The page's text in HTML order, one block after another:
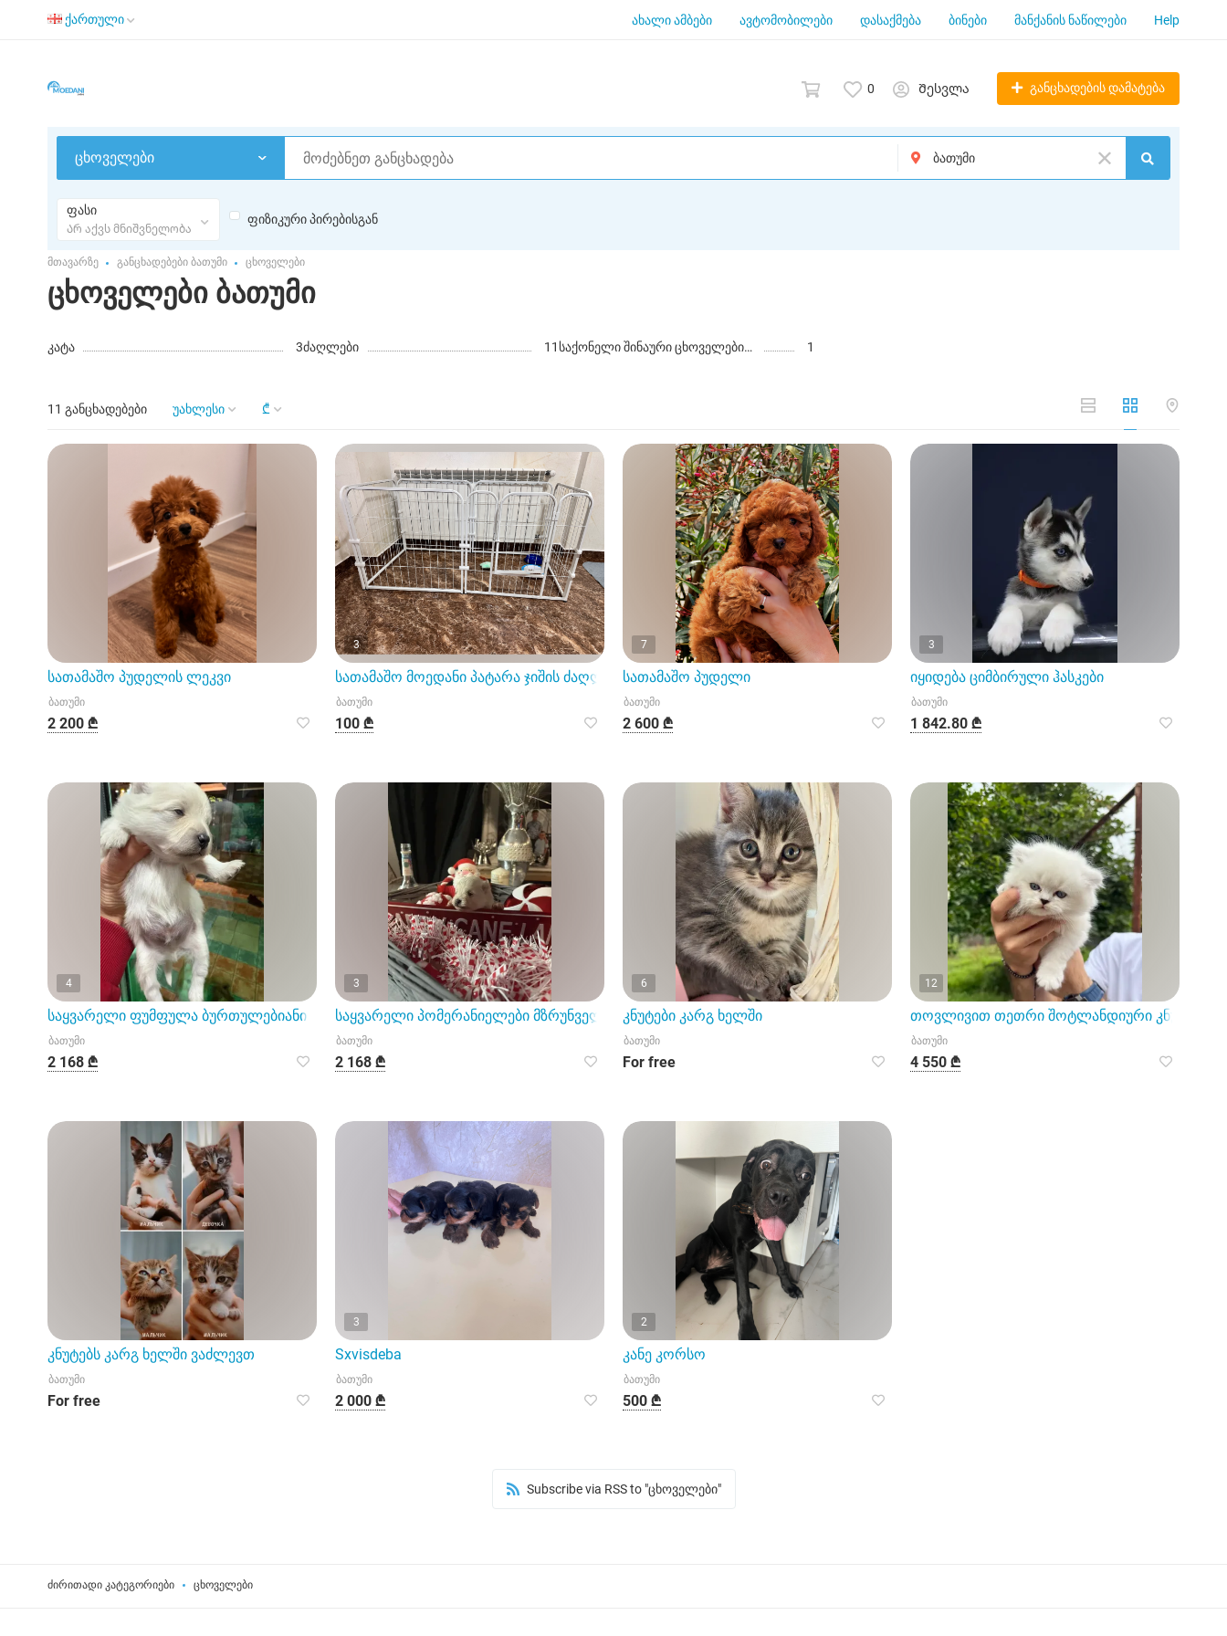
ქართული ახალი ამბები ავტომობილები დასაქმება ბინები მანქანის ნაწილები Help
0 Შესვლა განცხადების დამატება
ცხოველები
ფასი
Არ აქვს მნიშვნელობა
ფიზიკური პირებისგან
მთავარზე განცხადებები ბათუმი ცხოველები
ცხოველები ბათუმი
კატა 3ძაღლები 11 საქონელი შინაური ცხოველებისთვის 1
11 განცხადებები უახლესი ₾
სათამაშო პუდელის ლეკვი
ბათუმი
2 200 ₾
3
სათამაშო მოედანი პატარა ჯიშის ძაღლებისთვის
ბათუმი
100 ₾
7
სათამაშო პუდელი
ბათუმი
2 600 ₾
3
იყიდება ციმბირული ჰასკები
ბათუმი
1 842.80 ₾
4
საყვარელი ფუმფულა ბურთულებიანი პომპონები.
ბათუმი
2 168 ₾
3
საყვარელი პომერანიელები მზრუნველი სახლისთვის
ბათუმი
2 168 ₾
6
კნუტები კარგ ხელში
ბათუმი
For free
12
თოვლივით თეთრი შოტლანდიური კნუტები
ბათუმი
4 550 ₾
კნუტებს კარგ ხელში ვაძლევთ
ბათუმი
For free
3
Sxvisdeba
ბათუმი
2 000 ₾
2
კანე კორსო
ბათუმი
500 ₾
Subscribe via RSS to "ცხოველები"
ძირითადი კატეგორიები ცხოველები